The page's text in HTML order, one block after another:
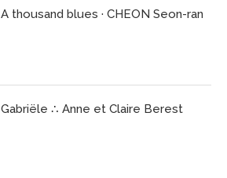
A thousand blues · CHEON Seon-ran
Gabriële ∴ Anne et Claire Berest